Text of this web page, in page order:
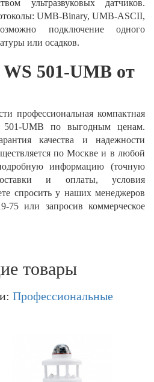
ультразвуковых датчиков.
UMB-Binary, UMB-ASCII,
подключение одного
или осадков.
501-UMB от
профессиональная компактная
501-UMB по выгодным ценам.
качества и надежности
по Москве и в любой
информацию (точную
и оплаты, условия
спросить у наших менеджеров
75 или запросив коммерческое
товары
Профессиональные